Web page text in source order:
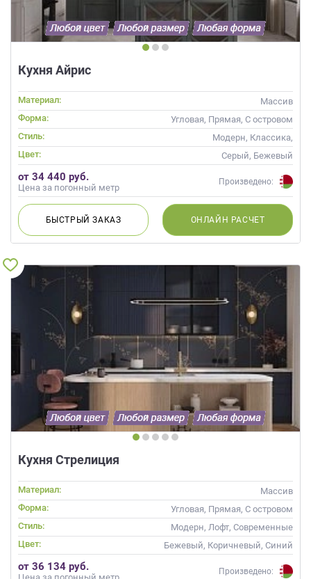
Кухня Айрис
Материал:
Массив
Форма:
Угловая, Прямая, С островом
Стиль:
Модерн, Классика,
Скандинавский, Неоклассика,
Современные
Цвет: Серый, Бежевый
от 34 440 руб.
Цена за погонный метр
Произведено:
БЫСТРЫЙЗАКАЗ ОНЛАЙН РАСЧЕТ
Кухня Стрелиция
Материал:
Массив
Форма:
Угловая, Прямая, С островом
Стиль:
Модерн, Лофт, Современные
Цвет:
Бежевый, Коричневый, Синий
от 36 134 руб. Произведено: